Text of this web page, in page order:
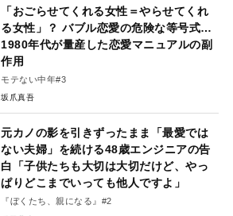
「おごらせてくれる女性＝やらせてくれ
る女性」？ バブル恋愛の危険な等号式…
1980年代が量産した恋愛マニュアルの副
作用
モテない中年#3
坂爪真吾
元カノの影を引きずったまま「最愛では
ない夫婦」を続ける48歳エンジニアの告
白「子供たちも大切は大切だけど、やっ
ぱりどこまでいっても他人ですよ」
『ぼくたち、親になる』#2